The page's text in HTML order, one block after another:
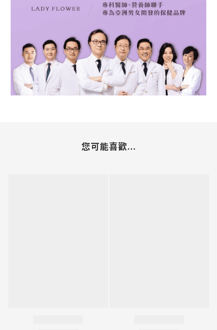
您可能喜歡...